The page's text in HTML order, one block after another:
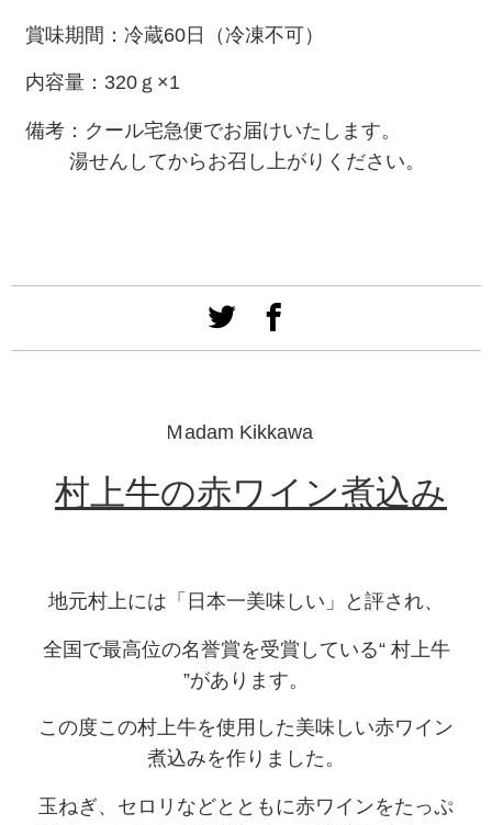
賞味期間：冷蔵60日（冷凍不可）
内容量：320ｇ×1
備考： クール宅急便でお届けいたします。
湯せんしてからお召し上がりください。
Ｍadam Kikkawa
村上牛の赤ワイン煮込み
地元村上には「日本一美味しい」と評され、
全国で最高位の名誉賞を受賞している“ 村上牛
”があります。
この度この村上牛を使用した美味しい赤ワイン
煮込みを作りました。
玉ねぎ、セロリなどとともに赤ワインをたっぷ